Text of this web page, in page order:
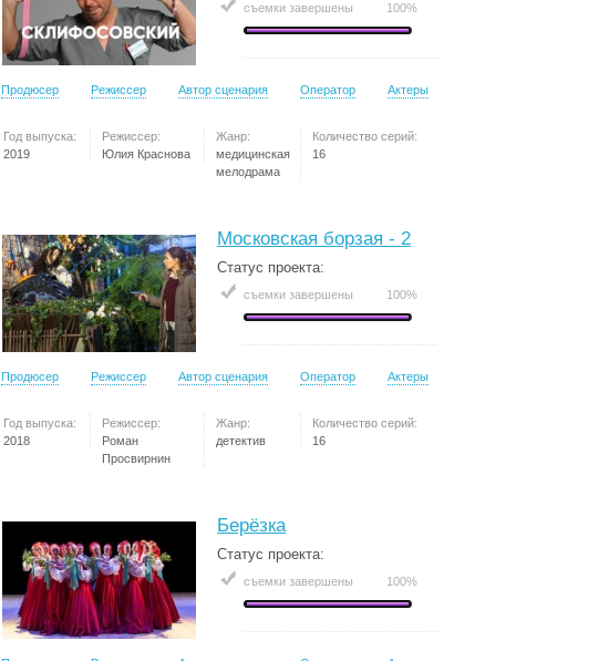
съемки завершены 100%
Продюсер Режиссер Автор сценария Оператор Актеры
Год выпуска:
2019
Режиссер:
Юлия Краснова
Жанр:
медицинская
мелодрама
Количество серий:
16
Московская борзая - 2
Статус проекта:
съемки завершены 100%
Продюсер Режиссер Автор сценария Оператор Актеры
Год выпуска:
2018
Режиссер:
Роман
Просвирнин
Жанр:
детектив
Количество серий:
16
Берёзка
Статус проекта:
съемки завершены 100%